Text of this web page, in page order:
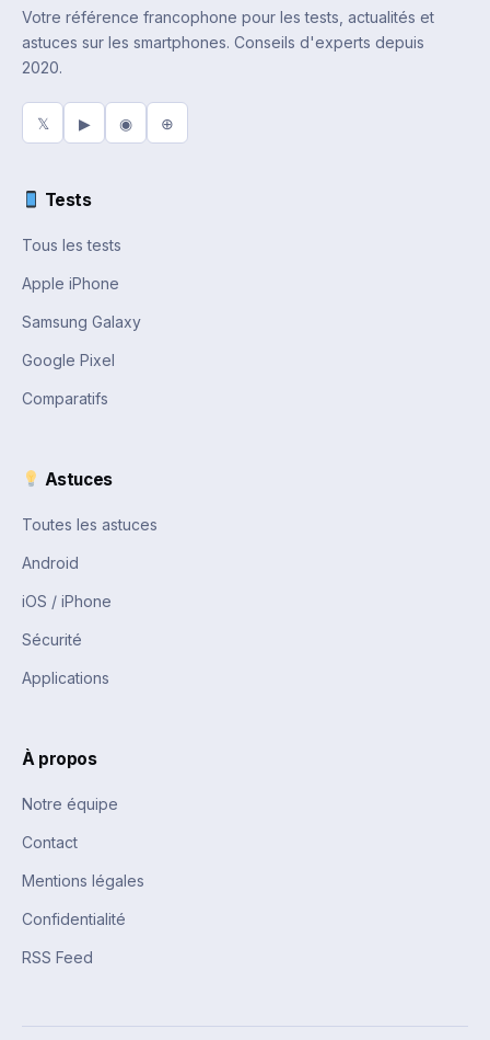
Votre référence francophone pour les tests, actualités et
astuces sur les smartphones. Conseils d'experts depuis
2020.
𝕏 ▶ ◉ ⊕
Tests
Tous les tests
Apple iPhone
Samsung Galaxy
Google Pixel
Comparatifs
Astuces
Toutes les astuces
Android
iOS / iPhone
Sécurité
Applications
À propos
Notre équipe
Contact
Mentions légales
Confidentialité
RSS Feed